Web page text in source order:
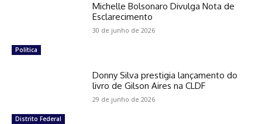
Política
Michelle Bolsonaro Divulga Nota de
Esclarecimento
30 de junho de 2026
Distrito Federal
Donny Silva prestigia lançamento do
livro de Gilson Aires na CLDF
29 de junho de 2026